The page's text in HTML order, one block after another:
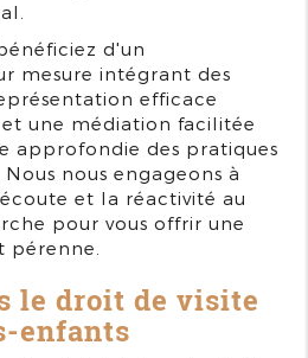
d'un
mesure intégrant des
efficace
une médiation facilitée
approfondie des pratiques
nous engageons à
et la réactivité au
pour vous offrir une
pérenne.
le droit de visite
enfants